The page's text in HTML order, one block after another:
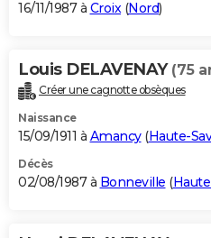
16/11/1987 à Croix(Nord)
Louis DELAVENAY (75
Créer une cagnotte obsèques
Naissance
15/09/1911 à Amancy(Haute-
Décès
02/08/1987 à Bonneville (